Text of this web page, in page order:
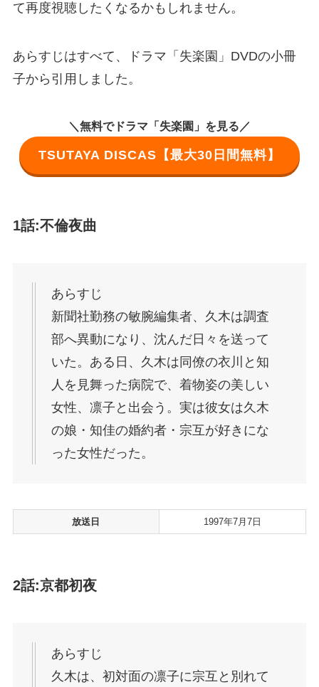
て再度視聴したくなるかもしれません。
あらすじはすべて、ドラマ「失楽園」DVDの小冊
子から引用しました。
＼無料でドラマ「失楽園」を見る／
TSUTAYA DISCAS【最大30日間無料】
1話:不倫夜曲
あらすじ
新聞社勤務の敏腕編集者、久木は調査
部へ異動になり、沈んだ日々を送って
いた。ある日、久木は同僚の衣川と知
人を見舞った病院で、着物姿の美しい
女性、凛子と出会う。実は彼女は久木
の娘・知佳の婚約者・宗互が好きにな
った女性だった。
放送日 1997年7月7日
2話:京都初夜
あらすじ
久木は、初対面の凛子に宗互と別れて